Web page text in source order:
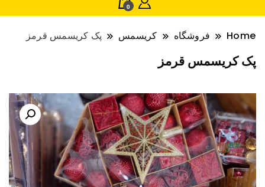
0
Home فروشگاه کریسمس پک کریسمس قرمز
پک کریسمس قرمز